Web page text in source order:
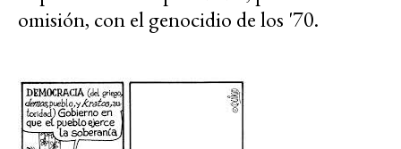
omisión, con el genocidio de los '70.